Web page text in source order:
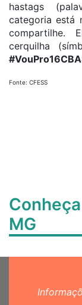
hastags
categoria está
compartilhe.
cerquilha
Fonte: CFESS
MG